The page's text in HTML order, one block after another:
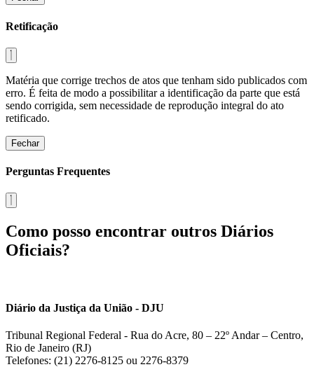
Retificação
Matéria que corrige trechos de atos que tenham sido publicados com
erro. É feita de modo a possibilitar a identificação da parte que está
sendo corrigida, sem necessidade de reprodução integral do ato
retificado.
Fechar
Perguntas Frequentes
Como posso encontrar outros Diários
Oficiais?
Diário da Justiça da União - DJU
Tribunal Regional Federal - Rua do Acre, 80 – 22º Andar – Centro,
Rio de Janeiro (RJ)
Telefones: (21) 2276-8125 ou 2276-8379